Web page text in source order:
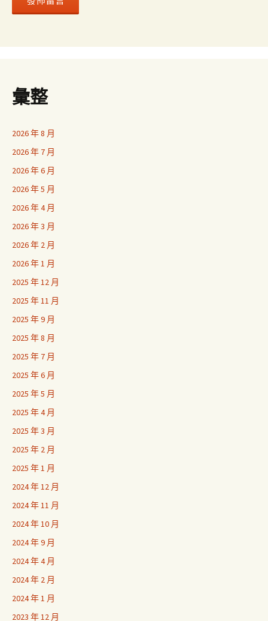
彙整
2026 年 8 月
2026 年 7 月
2026 年 6 月
2026 年 5 月
2026 年 4 月
2026 年 3 月
2026 年 2 月
2026 年 1 月
2025 年 12 月
2025 年 11 月
2025 年 9 月
2025 年 8 月
2025 年 7 月
2025 年 6 月
2025 年 5 月
2025 年 4 月
2025 年 3 月
2025 年 2 月
2025 年 1 月
2024 年 12 月
2024 年 11 月
2024 年 10 月
2024 年 9 月
2024 年 4 月
2024 年 2 月
2024 年 1 月
2023 年 12 月